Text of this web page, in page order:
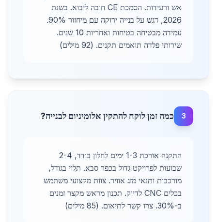
אש ורעידות. הסמכת CE חובה ליבוא. בשנת
2026, דגש על בנייה ירוקה עם מיחזור 90%.
עמידה מבטיחה בטיחות ואחריות 10 שנים.
שירותי פלדה תואמים תקנים. (92 מילים)
3 כמה זמן לוקח להתקין אלומיניום לבנייה?
התקנה אורכת 1-3 ימים לחלון בודד, 2-4
שבועות לפרויקט גדול בכפר סבא. תלוי בגודל,
מורכבות ותנאי מזג אוויר. צוות מקצועי משתמש
בכלים CNC לדיוק. תכנון מראש מקצר זמנים
ב-30%. צרו קשר לתיאום. (85 מילים)